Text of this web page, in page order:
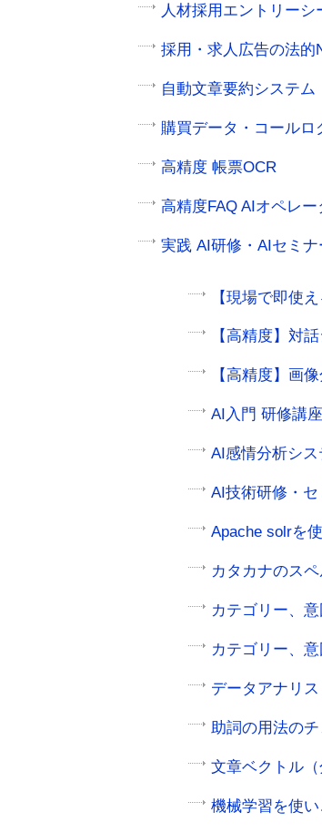
人材採用エントリー
採用・求人広告の法的
自動文章要約システム
購買データ・コールロ
高精度 帳票OCR
高精度FAQ AIオペレー
実践 AI研修・AIセミナ
【現場で即使
【高精度】対
【高精度】画
AI入門 研修講
AI感情分析シ
AI技術研修・
Apache solrを
カタカナのス
カテゴリー、
カテゴリー、
データアナリ
助詞の用法の
文章ベクトル
機械学習を使